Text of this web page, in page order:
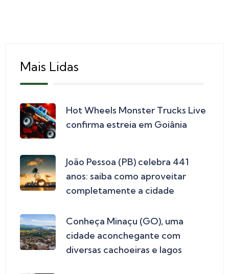
Mais Lidas
Hot Wheels Monster Trucks Live
confirma estreia em Goiânia
João Pessoa (PB) celebra 441
anos: saiba como aproveitar
completamente a cidade
Conheça Minaçu (GO), uma
cidade aconchegante com
diversas cachoeiras e lagos